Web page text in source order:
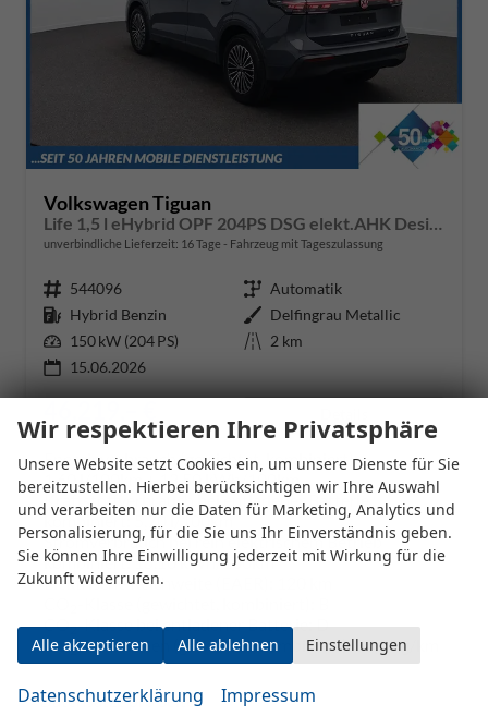
Volkswagen Tiguan
unverbindliche Lieferzeit: 16 Tage Fahrzeug mit Tageszulassung
Fahrzeugnr. 544096 Getriebe Automatik
Kraftstoff Hybrid Benzin Außenfarbe Delfingrau Metallic
Leistung 150 kW (204 PS) Kilometerstand 2 km
15.06.2026
incl. 19% MwSt.
Energieverbrauch (gewichtet, kombiniert):
1,60 l/100km + 13,50 kWh/100km
Kraftstoffverbrauch bei entladener Batterie
kombiniert:5,70 l/100km
Stromverbrauch bei rein elektrischem Betrieb
kombiniert: 15,10 kWh/100km
Elektrische Reichweite (EAER):
CO2-Klasse bei entladener Batterie:D
CO2-Emissionen (gewichtet, kombiniert):35,00 g/km
Datensätze pro Seite:
Wir respektieren Ihre Privatsphäre
Unsere Website setzt Cookies ein, um unsere Dienste für Sie
bereitzustellen. Hierbei berücksichtigen wir Ihre Auswahl
und verarbeiten nur die Daten für Marketing, Analytics und
Personalisierung, für die Sie uns Ihr Einverständnis geben.
Sie können Ihre Einwilligung jederzeit mit Wirkung für die
Zukunft widerrufen.
Alle akzeptieren Alle ablehnen Einstellungen
Datenschutzerklärung Impressum